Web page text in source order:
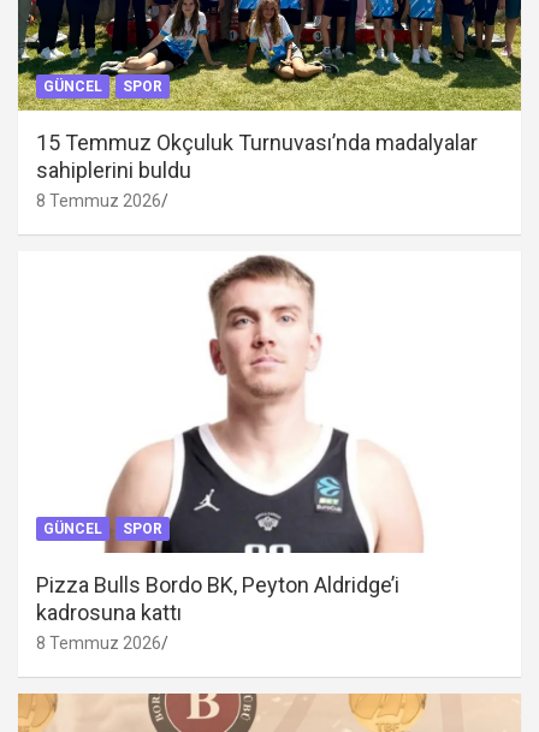
GÜNCEL SPOR
15 Temmuz Okçuluk Turnuvası’nda madalyalar
sahiplerini buldu
8 Temmuz 2026
GÜNCEL SPOR
Pizza Bulls Bordo BK, Peyton Aldridge’i
kadrosuna kattı
8 Temmuz 2026